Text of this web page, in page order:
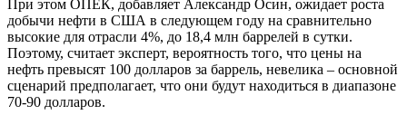
При этом ОПЕК, добавляет Александр Осин, ожидает роста
добычи нефти в США в следующем году на сравнительно
высокие для отрасли 4%, до 18,4 млн баррелей в сутки.
Поэтому, считает эксперт, вероятность того, что цены на
нефть превысят 100 долларов за баррель, невелика – основной
сценарий предполагает, что они будут находиться в диапазоне
70-90 долларов.